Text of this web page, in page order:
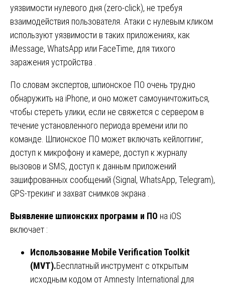
уязвимости нулевого дня (zero-click), не требуя
взаимодействия пользователя. Атаки с нулевым кликом
используют уязвимости в таких приложениях, как
iMessage, WhatsApp или FaceTime, для тихого
заражения устройства .
По словам экспертов, шпионское ПО очень трудно
обнаружить на iPhone, и оно может самоуничтожиться,
чтобы стереть улики, если не свяжется с сервером в
течение установленного периода времени или по
команде. Шпионское ПО может включать кейлоггинг,
доступ к микрофону и камере, доступ к журналу
вызовов и SMS, доступ к данным приложений
зашифрованных сообщений (Signal, WhatsApp, Telegram),
GPS-трекинг и захват снимков экрана .
Выявление шпионских программ и ПО на iOS
включает :
Использование Mobile Verification Toolkit
(MVT).Бесплатный инструмент с открытым
исходным кодом от Amnesty International для